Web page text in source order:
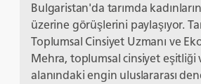
Bulgaristan'da tarımda
üzerine görüşlerini paylaşıyor.
Toplumsal Cinsiyet Uzmanı ve
Mehra, toplumsal cinsiyet eşitliği
alanındaki engin uluslararası